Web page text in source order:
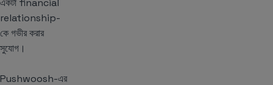
relationship-
কে গভীর করার
সুযোগ।
Pushwoosh-এর